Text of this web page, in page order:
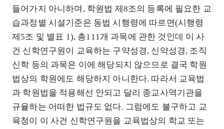
들어가지 아니하며, 학원법 제8조의 등록에 필요한 교
습과정별 시설기준은 동법 시행령에 따르면(시행령
제5조 및 별표 1), 총111개 과목에 관한 것인데 이 사
건 신학연구원이 교육하는 구약성경, 신약성경, 조직
신학 등의 과목은 이에 해당되지 않으므로 결국 학원
법상의 학원에도 해당하지 아니한다. 따라서 교육법
과 학원법을 적용해선 안되고 달리 종교사역기관을
규율하는 어떠한 법규도 없다. 그럼에도 불구하고 교
육청이 이 사건 신학연구원을 교육법상의 학교 또는